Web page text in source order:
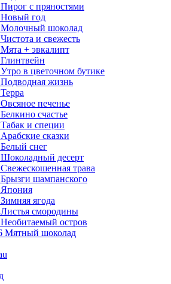
с пряностями
год
шоколад
и свежесть
+ эвкалипт
в цветочном бутике
жизнь
печенье
счастье
и специи
сказки
снег
десерт
трава
шампанского
ягода
смородины
остров
Мятный шоколад